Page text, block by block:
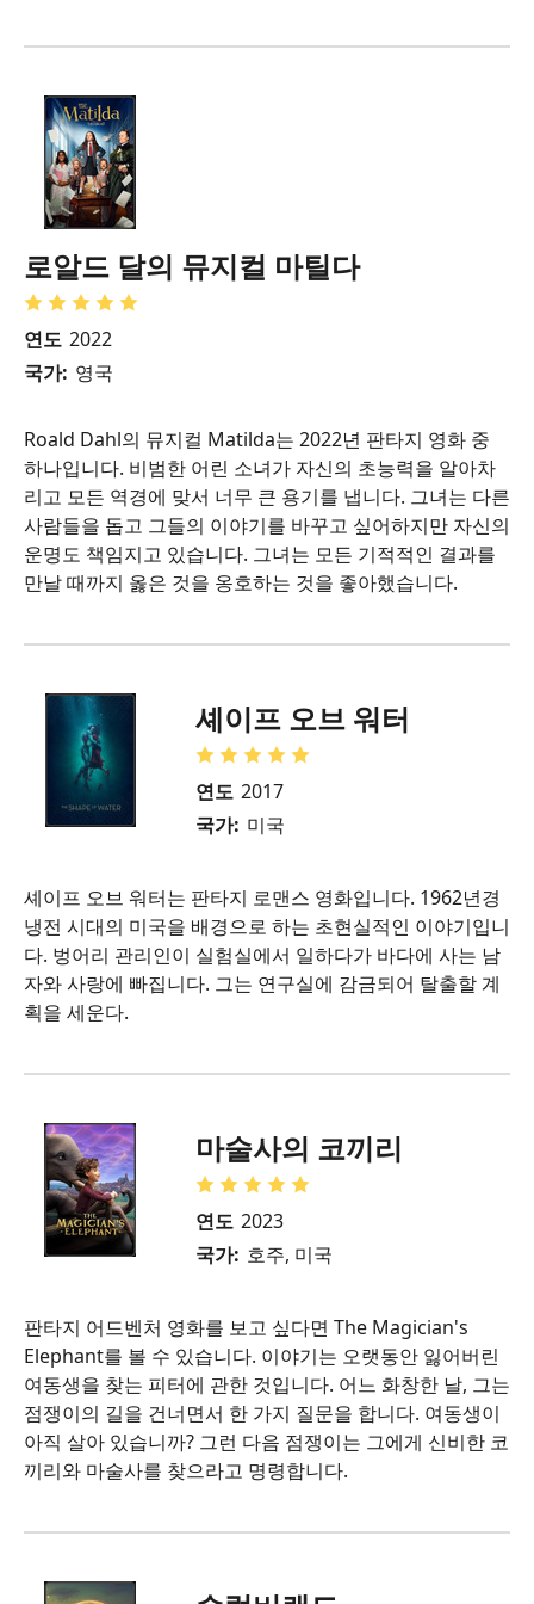
로알드 달의 뮤지컬 마틸다
연도 2022
국가: 영국
Roald Dahl의 뮤지컬 Matilda는 2022년 판타지 영화 중
하나입니다. 비범한 어린 소녀가 자신의 초능력을 알아차
리고 모든 역경에 맞서 너무 큰 용기를 냅니다. 그녀는 다른
사람들을 돕고 그들의 이야기를 바꾸고 싶어하지만 자신의
운명도 책임지고 있습니다. 그녀는 모든 기적적인 결과를
만날 때까지 옳은 것을 옹호하는 것을 좋아했습니다.
셰이프 오브 워터
연도 2017
국가: 미국
셰이프 오브 워터는 판타지 로맨스 영화입니다. 1962년경
냉전 시대의 미국을 배경으로 하는 초현실적인 이야기입니
다. 벙어리 관리인이 실험실에서 일하다가 바다에 사는 남
자와 사랑에 빠집니다. 그는 연구실에 감금되어 탈출할 계
획을 세운다.
마술사의 코끼리
연도 2023
국가: 호주, 미국
판타지 어드벤처 영화를 보고 싶다면 The Magician's
Elephant를 볼 수 있습니다. 이야기는 오랫동안 잃어버린
여동생을 찾는 피터에 관한 것입니다. 어느 화창한 날, 그는
점쟁이의 길을 건너면서 한 가지 질문을 합니다. 여동생이
아직 살아 있습니까? 그런 다음 점쟁이는 그에게 신비한 코
끼리와 마술사를 찾으라고 명령합니다.